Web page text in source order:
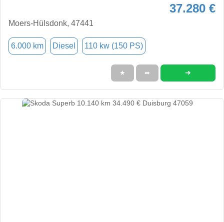
37.280 €
Moers-Hülsdonk, 47441
6.000 km Diesel 110 kw (150 PS)
★ ➦ ➜